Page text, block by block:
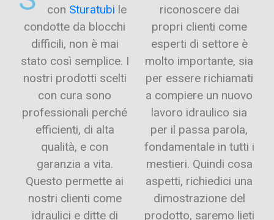
con Sturatubi le
condotte da blocchi
difficili, non è mai
stato così semplice. I
nostri prodotti scelti
con cura sono
professionali perché
efficienti, di alta
qualità, e con
garanzia a vita.
Questo permette ai
nostri clienti come
idraulici e ditte di
riconoscere dai
propri clienti come
esperti di settore è
molto importante, sia
per essere richiamati
a compiere un nuovo
lavoro idraulico sia
per il passa parola,
fondamentale in tutti i
mestieri. Quindi cosa
aspetti, richiedici una
dimostrazione del
prodotto, saremo lieti